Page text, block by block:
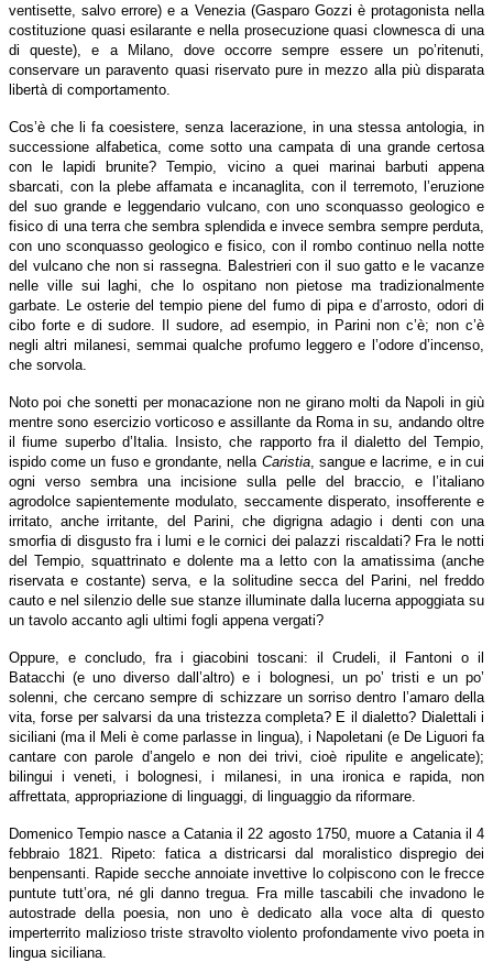
ventisette, salvo errore) e a Venezia (Gasparo Gozzi è protagonista nella
costituzione quasi esilarante e nella prosecuzione quasi clownesca di una
di queste), e a Milano, dove occorre sempre essere un po’ritenuti,
conservare un paravento quasi riservato pure in mezzo alla più disparata
libertà di comportamento.
Cos’è che li fa coesistere, senza lacerazione, in una stessa antologia, in
successione alfabetica, come sotto una campata di una grande certosa
con le lapidi brunite? Tempio, vicino a quei marinai barbuti appena
sbarcati, con la plebe affamata e incanaglita, con il terremoto, l’eruzione
del suo grande e leggendario vulcano, con uno sconquasso geologico e
fisico di una terra che sembra splendida e invece sembra sempre perduta,
con uno sconquasso geologico e fisico, con il rombo continuo nella notte
del vulcano che non si rassegna. Balestrieri con il suo gatto e le vacanze
nelle ville sui laghi, che lo ospitano non pietose ma tradizionalmente
garbate. Le osterie del tempio piene del fumo di pipa e d’arrosto, odori di
cibo forte e di sudore. Il sudore, ad esempio, in Parini non c’è; non c’è
negli altri milanesi, semmai qualche profumo leggero e l’odore d’incenso,
che sorvola.
Noto poi che sonetti per monacazione non ne girano molti da Napoli in giù
mentre sono esercizio vorticoso e assillante da Roma in su, andando oltre
il fiume superbo d’Italia. Insisto, che rapporto fra il dialetto del Tempio,
ispido come un fuso e grondante, nella Caristia, sangue e lacrime, e in cui
ogni verso sembra una incisione sulla pelle del braccio, e l’italiano
agrodolce sapientemente modulato, seccamente disperato, insofferente e
irritato, anche irritante, del Parini, che digrigna adagio i denti con una
smorfia di disgusto fra i lumi e le cornici dei palazzi riscaldati? Fra le notti
del Tempio, squattrinato e dolente ma a letto con la amatissima (anche
riservata e costante) serva, e la solitudine secca del Parini, nel freddo
cauto e nel silenzio delle sue stanze illuminate dalla lucerna appoggiata su
un tavolo accanto agli ultimi fogli appena vergati?
Oppure, e concludo, fra i giacobini toscani: il Crudeli, il Fantoni o il
Batacchi (e uno diverso dall’altro) e i bolognesi, un po’ tristi e un po’
solenni, che cercano sempre di schizzare un sorriso dentro l’amaro della
vita, forse per salvarsi da una tristezza completa? E il dialetto? Dialettali i
siciliani (ma il Meli è come parlasse in lingua), i Napoletani (e De Liguori fa
cantare con parole d’angelo e non dei trivi, cioè ripulite e angelicate);
bilingui i veneti, i bolognesi, i milanesi, in una ironica e rapida, non
affrettata, appropriazione di linguaggi, di linguaggio da riformare.
Domenico Tempio nasce a Catania il 22 agosto 1750, muore a Catania il 4
febbraio 1821. Ripeto: fatica a districarsi dal moralistico dispregio dei
benpensanti. Rapide secche annoiate invettive lo colpiscono con le frecce
puntute tutt’ora, né gli danno tregua. Fra mille tascabili che invadono le
autostrade della poesia, non uno è dedicato alla voce alta di questo
imperterrito malizioso triste stravolto violento profondamente vivo poeta in
lingua siciliana.